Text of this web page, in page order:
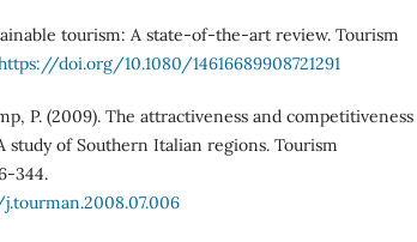
tourism: A state‐of‐the‐art review. Tourism
doi.org/10.1080/14616689908721291
P. (2009). The attractiveness and competitiveness
study of Southern Italian regions. Tourism
344.